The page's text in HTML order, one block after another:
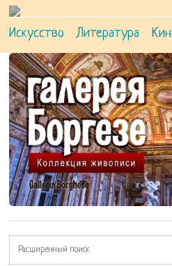
Искусство Литература